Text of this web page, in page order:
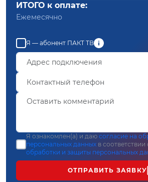
ИТОГО к оплате:
Ежемесячно
Я — абонент ПАКТ ТВ
Я ознакомлен(а) и даю согласие на
персональных данных в соответствии
обработки и защиты персональных
ОТПРАВИТЬ ЗАЯВКУ